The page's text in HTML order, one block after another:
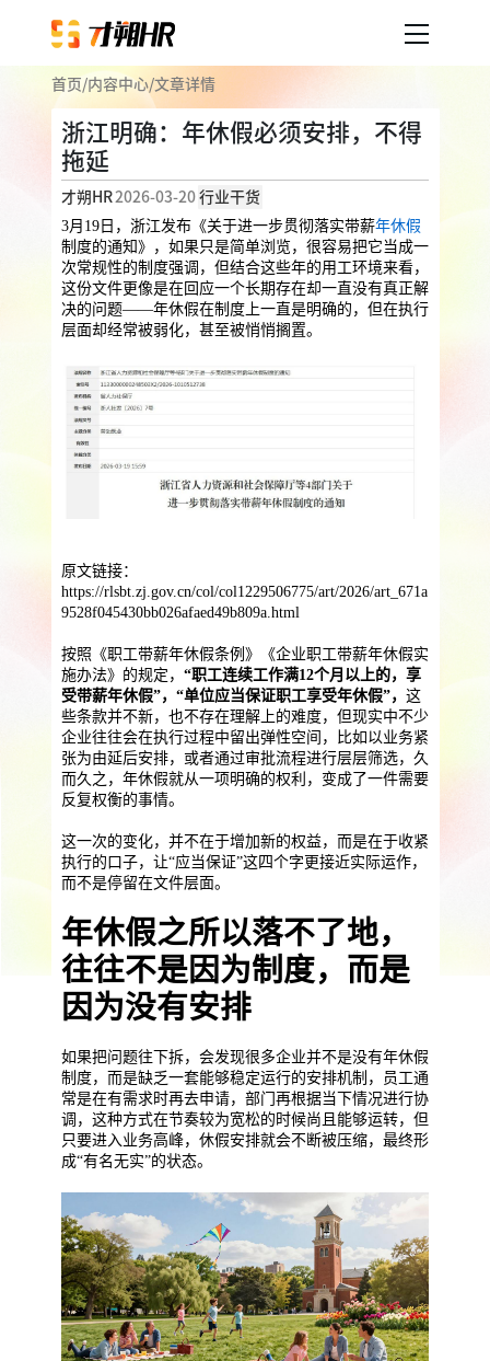
企业人事外包
用工外包
业务外包 岗位外包 灵活用工
员工福利
员工体验 员工商保
福利采购
法务咨询
提供一站式员工法务咨询
企业公益助残 残保金规划
社保公积金缴纳 上海落户规划 海积分办理
数组营销创新业务
营销立减金 扫码营销红包 城市优惠券
服务案例
内容中心
关于才朔
公司介绍
联系我们
智能工具
首页/内容中心/文章详情
浙江明确：年休假必须安排，不得
拖延
才朔HR2026-03-20 行业干货
3月19日，浙江发布《关于进一步贯彻落实带薪年休假
制度的通知》，如果只是简单浏览，很容易把它当成一
次常规性的制度强调，但结合这些年的用工环境来看，
这份文件更像是在回应一个长期存在却一直没有真正解
决的问题——年休假在制度上一直是明确的，但在执行
层面却经常被弱化，甚至被悄悄搁置。
原文链接：
https://rlsbt.zj.gov.cn/col/col1229506775/art/2026/art_671a
9528f045430bb026afaed49b809a.html
按照《职工带薪年休假条例》《企业职工带薪年休假实
施办法》的规定， “职工连续工作满12个月以上的，享
受带薪年休假”，“单位应当保证职工享受年休假”， 这
些条款并不新，也不存在理解上的难度，但现实中不少
企业往往会在执行过程中留出弹性空间，比如以业务紧
张为由延后安排，或者通过审批流程进行层层筛选，久
而久之，年休假就从一项明确的权利，变成了一件需要
反复权衡的事情。
这一次的变化，并不在于增加新的权益，而是在于收紧
执行的口子，让“应当保证”这四个字更接近实际运作，
而不是停留在文件层面。
年休假之所以落不了地，
往往不是因为制度，而是
因为没有安排
如果把问题往下拆，会发现很多企业并不是没有年休假
制度，而是缺乏一套能够稳定运行的安排机制，员工通
常是在有需求时再去申请，部门再根据当下情况进行协
调，这种方式在节奏较为宽松的时候尚且能够运转，但
只要进入业务高峰，休假安排就会不断被压缩，最终形
成“有名无实”的状态。